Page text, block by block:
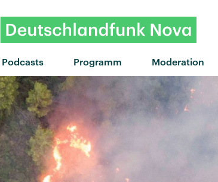
Podcasts Programm Moderation
"Matter of Taste" von Tyler